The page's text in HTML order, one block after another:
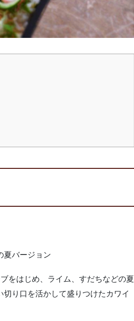
夏バージョン
をはじめ、ライム、すだちなどの夏
り口を活かして盛りつけたカワイ